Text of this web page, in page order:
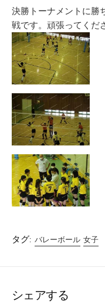
新
日
決勝トーナメントに勝
戦です。頑張ってくだ
タグ: バレーボール 女子
シェアする